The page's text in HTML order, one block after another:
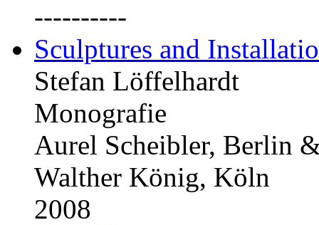
----------
Sculptures and
Stefan Löffelhardt
Monografie
Aurel Scheibler, Berlin
Walther König, Köln
2008